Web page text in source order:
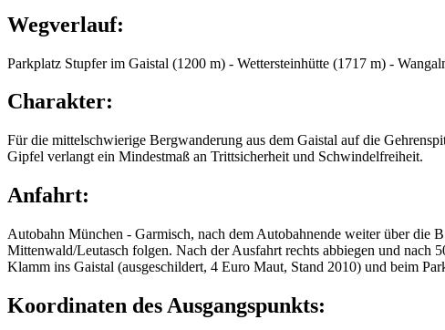
Wegverlauf:
Parkplatz Stupfer im Gaistal (1200 m) - Wettersteinhütte (1717 m) -
Charakter:
Für die mittelschwierige Bergwanderung aus dem Gaistal auf die
Gipfel verlangt ein Mindestmaß an Trittsicherheit und Schwindelfreiheit.
Anfahrt:
Autobahn München - Garmisch, nach dem Autobahnende weiter über
Mittenwald/Leutasch folgen. Nach der Ausfahrt rechts abbiegen und nach
Klamm ins Gaistal (ausgeschildert, 4 Euro Maut, Stand 2010) und beim
Koordinaten des Ausgangspunkts: